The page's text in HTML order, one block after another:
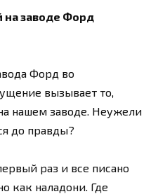
на заводе Форд
Форд во
вызывает то,
нашем заводе. Неужели
до правды?
раз и все писано
как наладони. Где